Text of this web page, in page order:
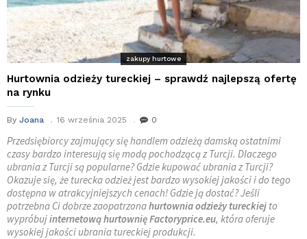
zakupy hurtowe
Hurtownia odzieży tureckiej – sprawdź najlepszą ofertę
na rynku
By Joana 16 września 2025 0
Przedsiębiorcy zajmujący się handlem odzieżą damską ostatnimi
czasy bardzo interesują się modą pochodzącą z Turcji. Dlaczego
ubrania z Turcji są popularne? Gdzie kupować ubrania z Turcji?
Okazuje się, że turecka odzież jest bardzo wysokiej jakości i do tego
dostępna w atrakcyjniejszych cenach! Gdzie ją dostać? Jeśli
potrzebna Ci dobrze zaopatrzonahurtowniaodzieży tureckiej to
wypróbujinternetową hurtownię Factoryprice.eu, która oferuje
wysokiej jakości ubrania tureckiej produkcji.